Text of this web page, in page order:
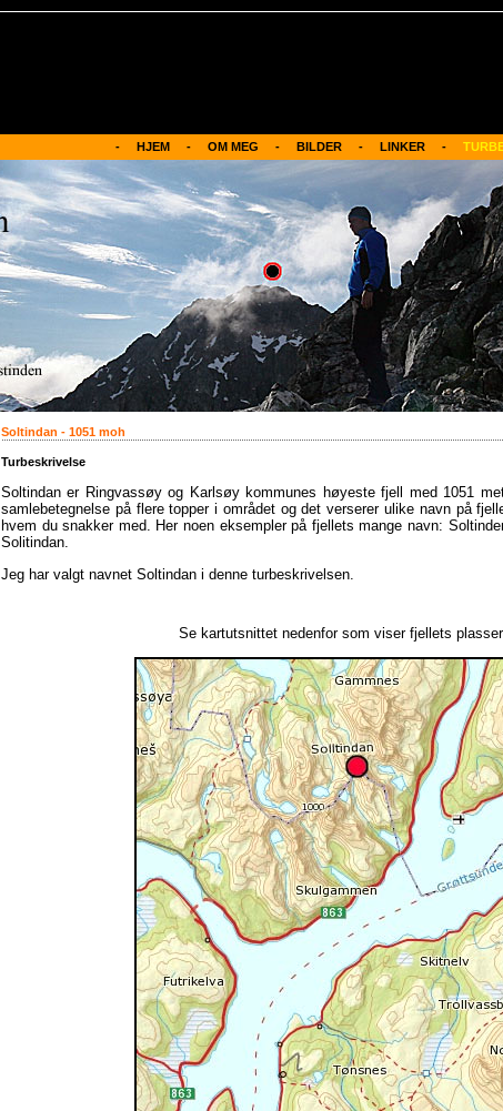
-     HJEM - OM MEG     - BILDER     - LINKER
     -
Soltindan - 1051 moh
Turbeskrivelse
Soltindan er Ringvassøy og Karlsøy kommunes høyeste fjell med 1051
samlebetegnelse på flere topper i området og det verserer ulike navn på
hvem du snakker med. Her noen eksempler på fjellets mange navn:
Solitindan.
Jeg har valgt navnet Soltindan i denne turbeskrivelsen.
Se kartutsnittet nedenfor som viser fjellets